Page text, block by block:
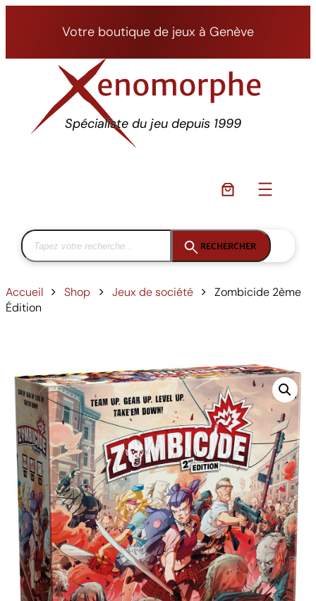
Votre boutique de jeux à Genève
Spécialiste du jeu depuis 1999
RECHERCHER
Accueil Shop Jeux de société
Zombicide 2ème
Édition